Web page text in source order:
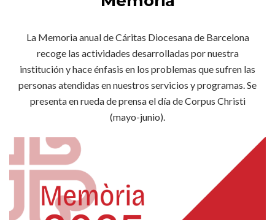
La Memoria anual de Cáritas Diocesana de Barcelona
recoge las actividades desarrolladas por nuestra
institución y hace énfasis en los problemas que sufren las
personas atendidas en nuestros servicios y programas. Se
presenta en rueda de prensa el día de Corpus Christi
(mayo-junio).